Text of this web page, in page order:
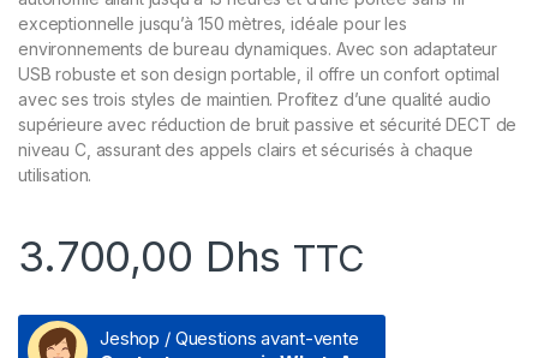
exceptionnelle jusqu’à 150 mètres, idéale pour les
environnements de bureau dynamiques. Avec son adaptateur
USB robuste et son design portable, il offre un confort optimal
avec ses trois styles de maintien. Profitez d’une qualité audio
supérieure avec réduction de bruit passive et sécurité DECT de
niveau C, assurant des appels clairs et sécurisés à chaque
utilisation.
3.700,00 Dhs TTC
Jeshop / Questions avant-vente